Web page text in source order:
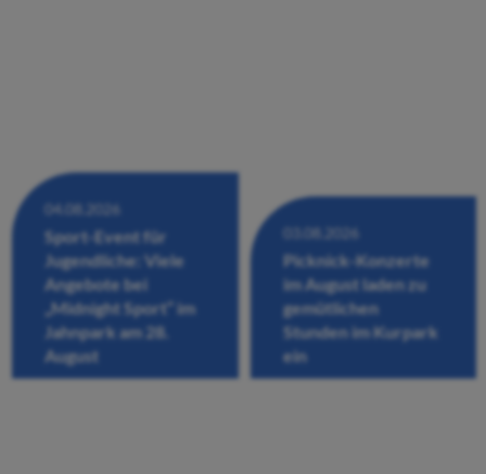
04.08.2026
Sport-Event für
Jugendliche: Viele
Angebote bei
„Midnight Sport“ im
Jahnpark am 28.
August
03.08.2026
Picknick-Konzerte
im August laden zu
gemütlichen
Stunden im Kurpark
ein